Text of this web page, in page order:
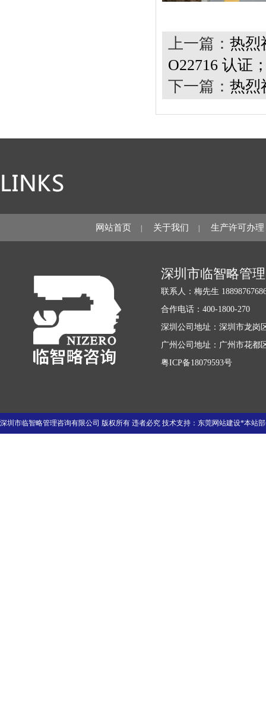
上一篇： 热烈
O22716 认证
下一篇： 热烈
网站首页 | 关于我们 | 生产许可办理
深圳市临智略管
联系人：梅先生
合作电话：400-1800-270
深圳公司地址：深圳市龙岗
广州公司地址：广州市花都
粤ICP备18079593号
深圳市临智略管理咨询有限公司 版权所有 违者必究 技术支持： 东莞网站建设*本站